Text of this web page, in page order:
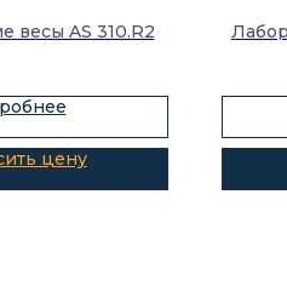
весы AS 310.R2